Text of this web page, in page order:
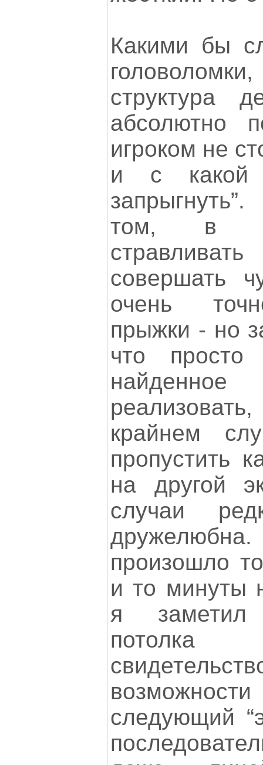
Какими бы
структура
абсолютно
игроком не
и с какой
том, в
совершать
очень
прыжки - но
что
крайнем
пропустить
на другой
случаи
произошло
и то минуты
я
следующий